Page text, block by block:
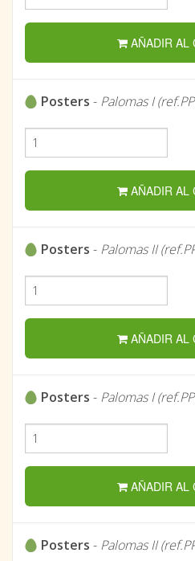
AÑADIR AL
Posters - Palomas I
AÑADIR AL
Posters - Palomas II
AÑADIR AL
Posters - Palomas I
AÑADIR AL
Posters - Palomas II